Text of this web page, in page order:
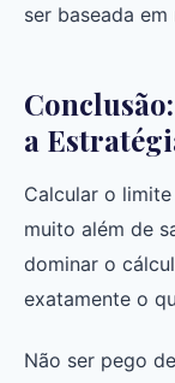
ser baseada em
a
Calcular o
muito além de
dominar o
exatamente o
Não ser pego